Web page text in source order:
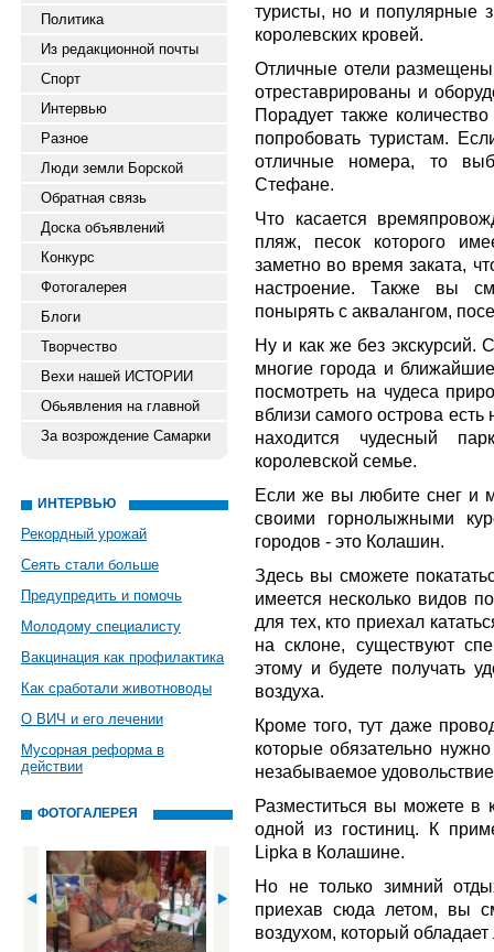
Политика
Из редакционной почты
Спорт
Интервью
Разное
Люди земли Борской
Обратная связь
Доска объявлений
Конкурс
Фотогалерея
Блоги
Творчество
Вехи нашей ИСТОРИИ
Обьявления на главной
За возрождение Самарки
ИНТЕРВЬЮ
Рекордный урожай
Сеять стали больше
Предупредить и помочь
Молодому специалисту
Вакцинация как профилактика
Как сработали животноводы
О ВИЧ и его лечении
Мусорная реформа в
действии
ФОТОГАЛЕРЕЯ
туристы, но и популярные
королевских кровей.
Отличные отели
отреставрированы и
Порадует также
попробовать туристам.
отличные номера, то
Стефане.
Что касается
пляж, песок которого
заметно во время заката,
настроение. Также вы
понырять с аквалангом,
Ну и как же без экскурсий.
многие города и
посмотреть на чудеса
вблизи самого острова
находится чудесный
королевской семье.
Если же вы любите снег и
своими горнолыжными
городов - это Колашин.
Здесь вы сможете
имеется несколько видов
для тех, кто приехал
на склоне, существуют
этому и будете получать
воздуха.
Кроме того, тут даже
которые обязательно
незабываемое
Разместиться вы можете
одной из гостиниц. К
Lipka в Колашине.
Но не только зимний
приехав сюда летом, вы
воздухом, который